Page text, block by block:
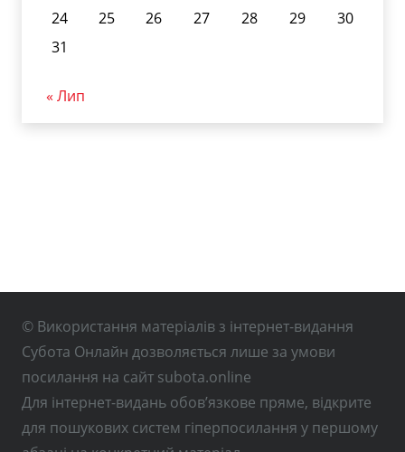
24
25 26 27 28 29
30
31
« Лип
© Використання матеріалів з інтернет-видання
Субота Онлайн дозволяється лише за умови
посилання на сайт subota.online
Для інтернет-видань обов’язкове пряме, відкрите
для пошукових систем гіперпосилання у першому